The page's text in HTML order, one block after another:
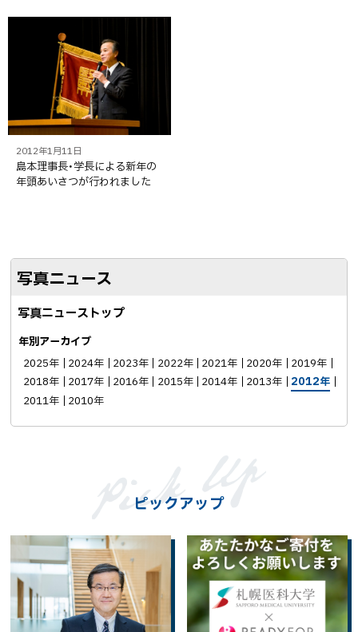
2012年1月11日
島本理事長・学長による新年の
年頭あいさつが行われました
写真ニュース
写真ニューストップ
年別アーカイブ
2025年
2024年 2023年 2022年 2021年 2020年
2019年
2018年
2017年 2016年 2015年 2014年 2013年
2012年
2011年
2010年
ピックアップ